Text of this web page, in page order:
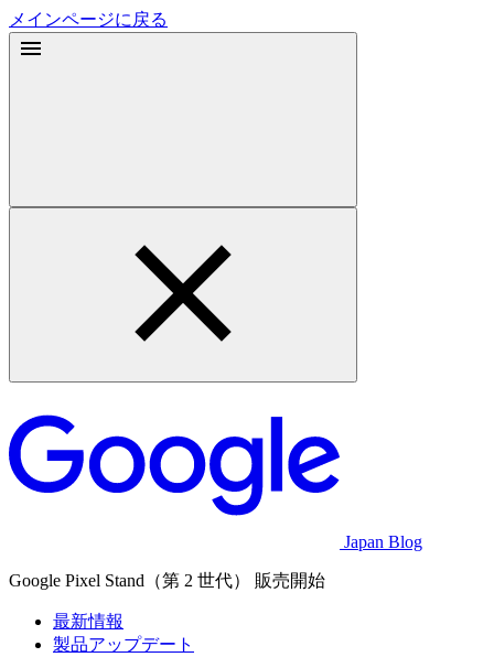
メインページに戻る
Japan Blog
Google Pixel Stand（第 2 世代） 販売開始
最新情報
製品アップデート